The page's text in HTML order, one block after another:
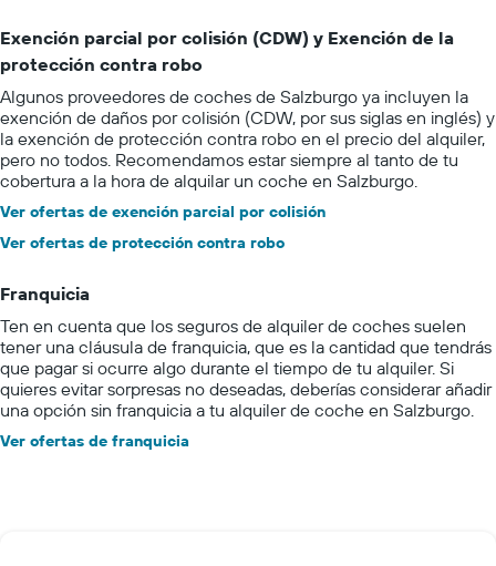
Exención parcial por colisión (CDW) y Exención de la
protección contra robo
Algunos proveedores de coches de Salzburgo ya incluyen la
exención de daños por colisión (CDW, por sus siglas en inglés) y
la exención de protección contra robo en el precio del alquiler,
pero no todos. Recomendamos estar siempre al tanto de tu
cobertura a la hora de alquilar un coche en Salzburgo.
Ver ofertas de exención parcial por colisión
Ver ofertas de protección contra robo
Franquicia
Ten en cuenta que los seguros de alquiler de coches suelen
tener una cláusula de franquicia, que es la cantidad que tendrás
que pagar si ocurre algo durante el tiempo de tu alquiler. Si
quieres evitar sorpresas no deseadas, deberías considerar añadir
una opción sin franquicia a tu alquiler de coche en Salzburgo.
Ver ofertas de franquicia